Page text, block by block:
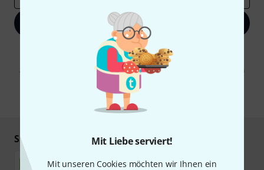
Mit Liebe serviert!
Mit unseren Cookies möchten wir Ihnen ein
Jetzt anmelden
Mit Klick auf „Jetzt anmelden“ stimmen Sie dem Erhalt von E-Mail-
Werbung und einer Messung des E-Mail-Nutzungsverhaltens zu. Die
Abmeldung ist jederzeit möglich. Weitere Informationen finden Sie in
Datenschutzhinweisen
* Pflichtfeld
Sicher einkaufen & bezahlen